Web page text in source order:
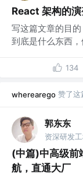
React 架构的
写这篇文章的目
到底是什么东西，
134
wherearego 赞了这
郭东东
(中篇)中高级前
航，直通大厂